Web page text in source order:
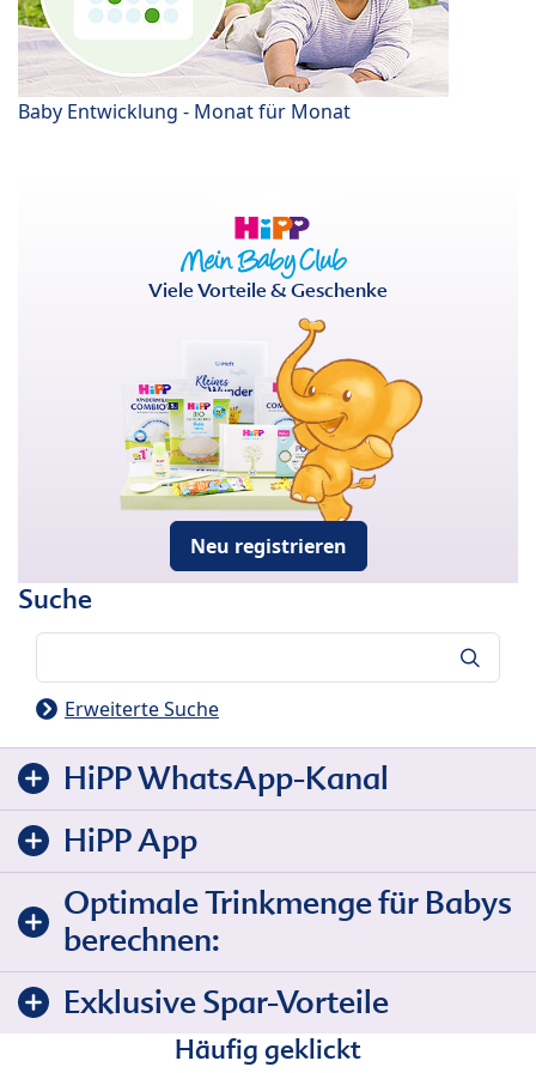
Baby Entwicklung - Monat für Monat
Viele Vorteile & Geschenke
Neu registrieren
Suche
Erweiterte Suche
HiPP WhatsApp-Kanal
HiPP App
Optimale Trinkmenge für Babys
berechnen:
Exklusive Spar-Vorteile
Häufig geklickt